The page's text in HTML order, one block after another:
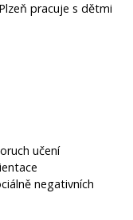
pracuje s dětmi
učení
negativních